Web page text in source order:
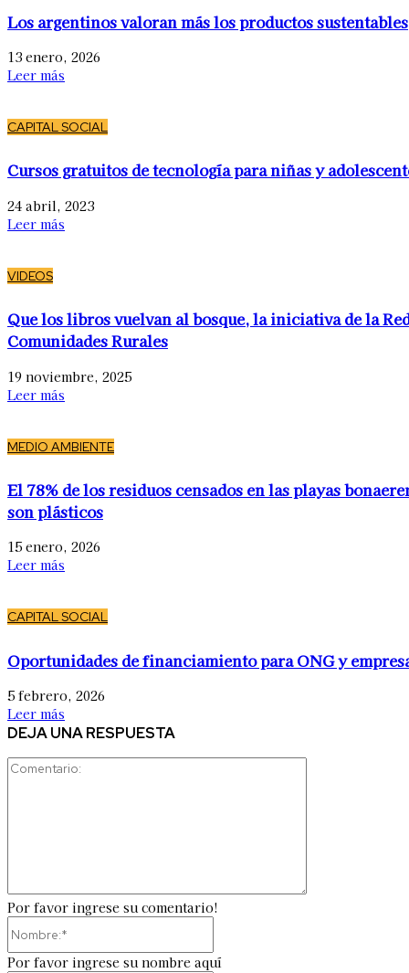
Los argentinos valoran más los productos sustentables
13 enero, 2026
Leer más
CAPITAL SOCIAL
Cursos gratuitos de tecnología para niñas y
24 abril, 2023
Leer más
VIDEOS
Que los libros vuelvan al bosque, la iniciativa de la
Comunidades Rurales
19 noviembre, 2025
Leer más
MEDIO AMBIENTE
El 78% de los residuos censados en las playas
son plásticos
15 enero, 2026
Leer más
CAPITAL SOCIAL
Oportunidades de financiamiento para ONG y
5 febrero, 2026
Leer más
DEJA UNA RESPUESTA
Por favor ingrese su comentario!
Por favor ingrese su nombre aquí